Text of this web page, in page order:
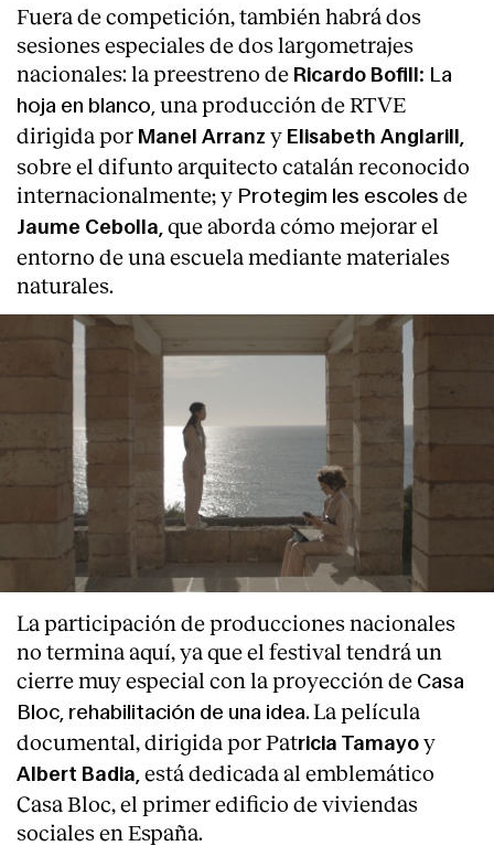
Fuera de competición, también habrá dos
sesiones especiales de dos largometrajes
nacionales: la preestreno de Ricardo Bofill : La
hoja en blanco, una producción de RTVE
dirigida por Manel Arranz y Elisabeth Anglarill,
sobre el difunto arquitecto catalán reconocido
internacionalmente; y Protegim les escoles de
Jaume Cebolla, que aborda cómo mejorar el
entorno de una escuela mediante materiales
naturales.
La participación de producciones nacionales
no termina aquí, ya que el festival tendrá un
cierre muy especial con la proyección de Casa
Bloc, rehabilitación de una idea. La película
documental, dirigida por Patricia Tamayo y
Albert Badia, está dedicada al emblemático
Casa Bloc, el primer edificio de viviendas
sociales en España.